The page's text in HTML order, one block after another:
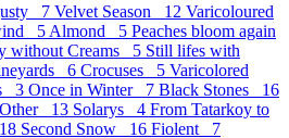
7 Velvet Season 12 Varicoloured
5 Almond 5 Peaches bloom again
without Creams 5 Still lifes with
6 Crocuses 5 Varicolored
3 Once in Winter 7 Black Stones 16
Other 13 Solarys 4 From Tatarkoy to
Second Snow 16 Fiolent 7